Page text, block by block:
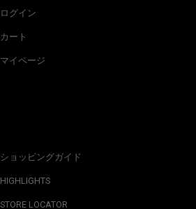
ログイン
カート
マイページ
ショッピングガイド
HIGHLIGHTS
STORE LOCATOR